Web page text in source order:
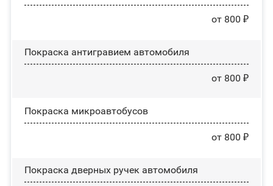
от 800 ₽
Покраска антигравием автомобиля
от 800 ₽
Покраска микроавтобусов
от 800 ₽
Покраска дверных ручек автомобиля